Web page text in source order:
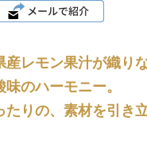
産レモン果汁が織り
のハーモニー。
たりの、素材を引き